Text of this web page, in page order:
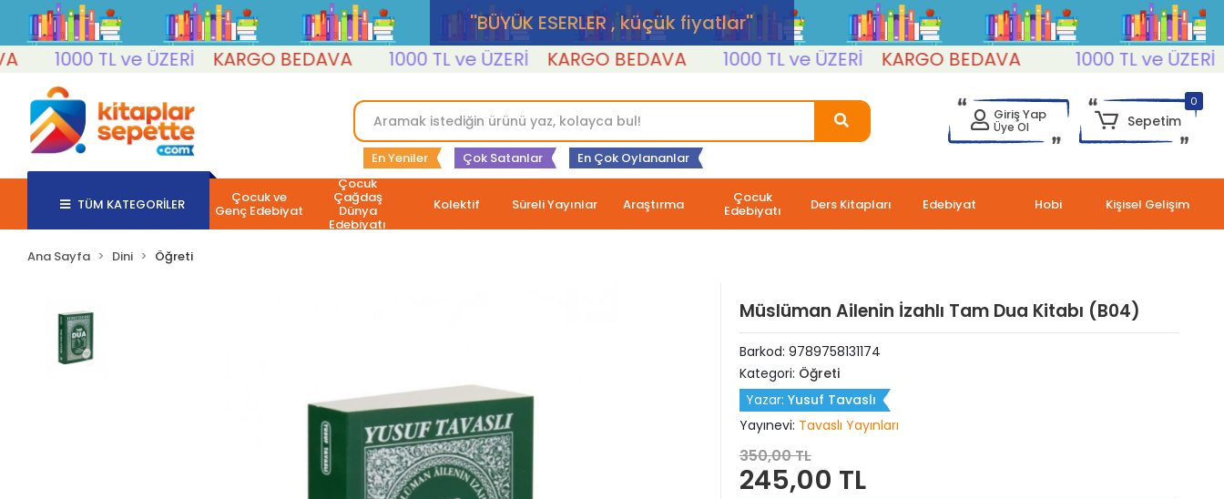
''BÜYÜK ESERLER , küçük fiyatlar''
1000 TL ve ÜZERİ
KARGO BEDAVA 1000 TL ve ÜZERİ KARGO BEDAVA 1000 TL ve ÜZERİ KARGO BEDAVA 1000 TL ve ÜZERİ
En Yeniler Çok Satanlar En Çok Oylananlar
Giriş Yap
Üye Ol
0
Sepetim
TÜM KATEGORİLER Çocuk ve
Genç Edebiyat
Çocuk
Çağdaş
Dünya
Edebiyatı
Kolektif Süreli Yayınlar Araştırma Çocuk
Edebiyatı Ders Kitapları Edebiyat Hobi Kişisel Gelişim
Ana Sayfa Dini Öğreti
Müslüman Ailenin İzahlı Tam Dua Kitabı (B04)
Barkod: 9789758131174
Kategori: Öğreti
Yazar: Yusuf Tavaslı
Yayınevi: Tavaslı Yayınları
350,00 TL
245,00 TL